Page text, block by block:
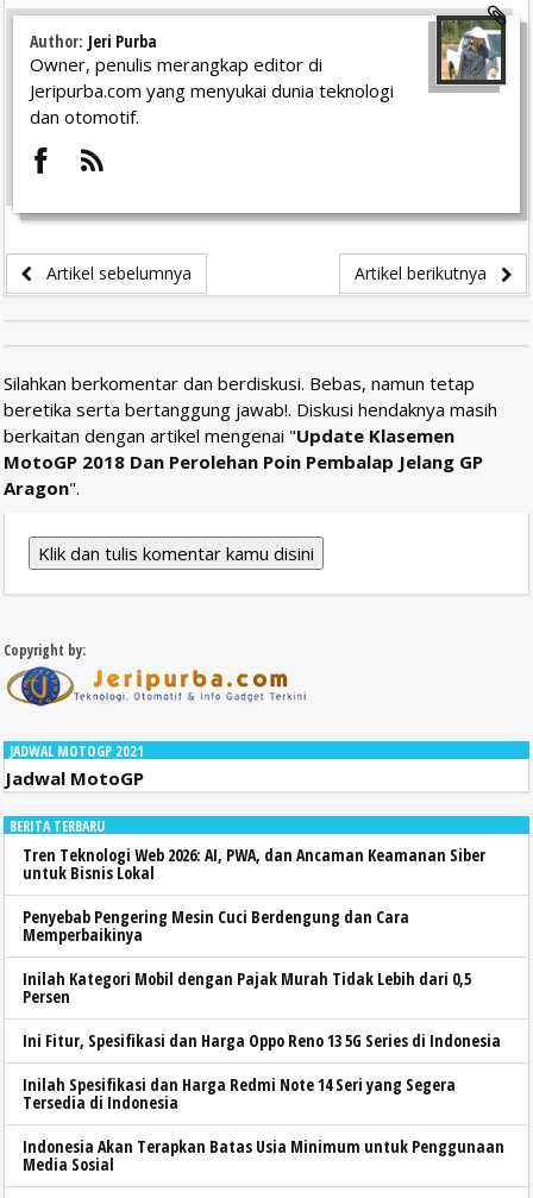
Author: Jeri Purba
Owner, penulis merangkap editor di
Jeripurba.com yang menyukai dunia teknologi
dan otomotif.
Artikel sebelumnya Artikel berikutnya
Silahkan berkomentar dan berdiskusi. Bebas, namun tetap
beretika serta bertanggung jawab!. Diskusi hendaknya masih
berkaitan dengan artikel mengenai "Update Klasemen
MotoGP 2018 Dan Perolehan Poin Pembalap Jelang GP
Aragon".
Klik dan tulis komentar kamu disini
Copyright by:
JADWAL MOTOGP 2021
Jadwal MotoGP
BERITA TERBARU
Tren Teknologi Web 2026: AI, PWA, dan Ancaman Keamanan Siber
untuk Bisnis Lokal
Penyebab Pengering Mesin Cuci Berdengung dan Cara
Memperbaikinya
Inilah Kategori Mobil dengan Pajak Murah Tidak Lebih dari 0,5
Persen
Ini Fitur, Spesifikasi dan Harga Oppo Reno 13 5G Series di Indonesia
Inilah Spesifikasi dan Harga Redmi Note 14 Seri yang Segera
Tersedia di Indonesia
Indonesia Akan Terapkan Batas Usia Minimum untuk Penggunaan
Media Sosial